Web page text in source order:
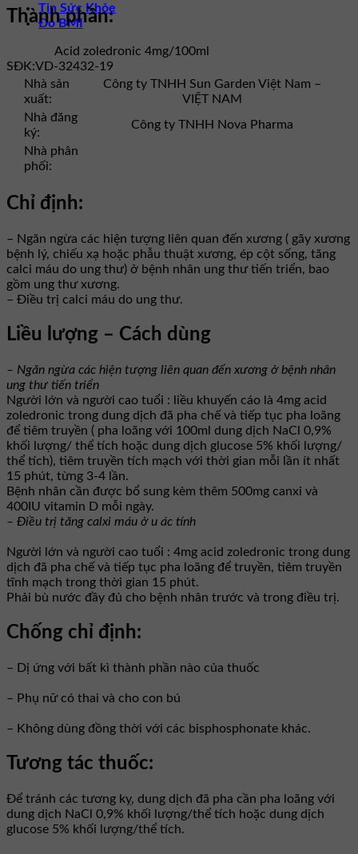
Tin Sức Khỏe
Đo BMI
Thành phần:
Acid zoledronic 4mg/100ml
SĐK:VD-32432-19
Nhà sản
xuất:
Công ty TNHH Sun Garden Việt Nam –
VIỆT NAM
Nhà đăng
ký:
Công ty TNHH Nova Pharma
Nhà phân
phối:
Chỉ định:
– Ngăn ngừa các hiện tượng liên quan đến xương ( gãy xương
bệnh lý, chiếu xạ hoặc phẫu thuật xương, ép cột sống, tăng
calci máu do ung thư) ở bệnh nhân ung thư tiến triển, bao
gồm ung thư xương.
– Điều trị calci máu do ung thư.
Liều lượng – Cách dùng
– Ngăn ngừa các hiện tượng liên quan đến xương ở bệnh nhân
ung thư tiến triển
Người lớn và người cao tuổi : liều khuyến cáo là 4mg acid
zoledronic trong dung dịch đã pha chế và tiếp tục pha loãng
để tiêm truyền ( pha loãng với 100ml dung dịch NaCl 0,9%
khối lượng/ thể tích hoặc dung dịch glucose 5% khối lượng/
thể tích), tiêm truyền tích mạch với thời gian mỗi lần ít nhất
15 phút, từng 3-4 lần.
Bệnh nhân cần được bổ sung kèm thêm 500mg canxi và
400IU vitamin D mỗi ngày.
– Điều trị tăng calxi máu ở u ác tính
Người lớn và người cao tuổi : 4mg acid zoledronic trong dung
dịch đã pha chế và tiếp tục pha loãng để truyền, tiêm truyền
tĩnh mạch trong thời gian 15 phút.
Phải bù nước đầy đủ cho bệnh nhân trước và trong điều trị.
Chống chỉ định:
– Dị ứng với bất kì thành phần nào của thuốc
– Phụ nữ có thai và cho con bú
– Không dùng đồng thời với các bisphosphonate khác.
Tương tác thuốc:
Để tránh các tương kỵ, dung dịch đã pha cần pha loãng với
dung dịch NaCl 0,9% khối lượng/thể tích hoặc dung dịch
glucose 5% khối lượng/thể tích.